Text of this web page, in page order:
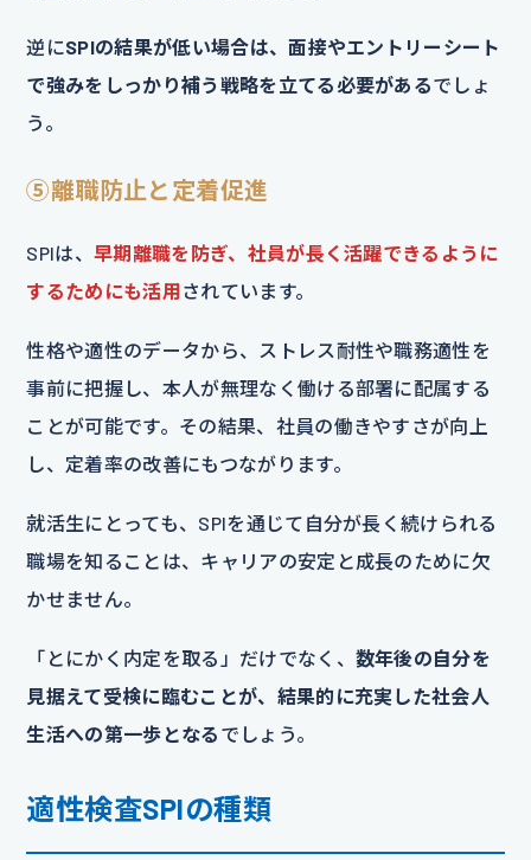
逆にSPIの結果が低い場合は、面接やエントリーシート
で強みをしっかり補う戦略を立てる必要があるでしょ
う。
⑤離職防止と定着促進
SPIは、 早期離職を防ぎ、社員が長く活躍できるように
するためにも活用されています。
性格や適性のデータから、ストレス耐性や職務適性を
事前に把握し、本人が無理なく働ける部署に配属する
ことが可能です。その結果、社員の働きやすさが向上
し、定着率の改善にもつながります。
就活生にとっても、SPIを通じて自分が長く続けられる
職場を知ることは、キャリアの安定と成長のために欠
かせません。
「とにかく内定を取る」だけでなく、 数年後の自分を
見据えて受検に臨むことが、結果的に充実した社会人
生活への第一歩となる でしょう。
適性検査SPIの種類